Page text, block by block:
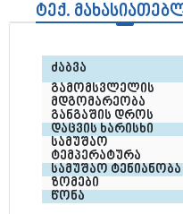
ტექ.
ძაბვა
გამომსვლელის
მდგომარეობა
განგაშის დროს
დაცვის ხარისხი
სამუშაო
ტემპერატურა
სამუშაო ტენიანობა
ზომები
წონა